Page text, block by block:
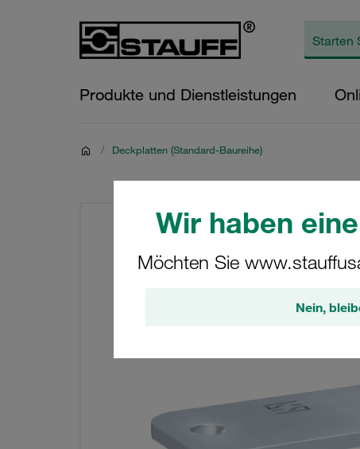
Wir haben
Möchten Sie
Nein,
Produkte und Dienstleistungen
/ Deckplatten (Standard-Baureihe)